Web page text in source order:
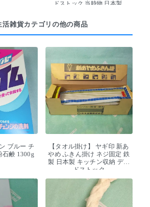
ドストック 当時物 日本製
活雑貨カテゴリの他の商品
ブルー チ
石鹸 1300g
【タオル掛け】 ヤギ印 新あ
やめ ふきん掛け ネジ固定 鉄
製 日本製 キッチン収納 デッ
ドストック